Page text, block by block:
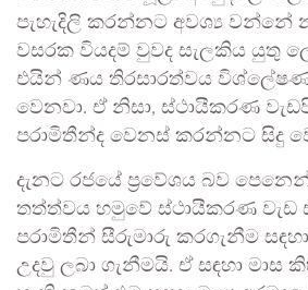
පැහැදිලි කරන්නට අවශ්‍ය වන්නේ
වසරක වියදම් වුවද සැලකිය යුතු
එයින් ණය තිරසාරත්වය
වෙනවා. ඒ නිසා, ස්ථායීකරණ
පරාමිතීන්ද වෙනස් කරන්නට සිදු
දැනට රජයේ ප්‍රවේශය බව
තත්ත්වය හමුවේ ස්ථායීකරණ වැඩ
පරාමිතීන් සීරුමාරු කරගැනීම
උදවු ලබා ගැනීමයි. ඒ සඳහා මාස